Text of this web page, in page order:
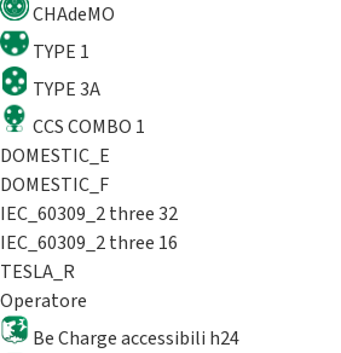
CHAdeMO
TYPE 1
TYPE 3A
CCS COMBO 1
DOMESTIC_E
DOMESTIC_F
IEC_60309_2 three 32
IEC_60309_2 three 16
TESLA_R
Operatore
Be Charge accessibili h24